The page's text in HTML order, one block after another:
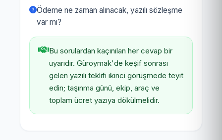
Ödeme ne zaman alınacak, yazılı sözleşme
var mı?
Bu sorulardan kaçınılan her cevap bir
uyarıdır. Güroymak'de keşif sonrası
gelen yazılı teklifi ikinci görüşmede teyit
edin; taşınma günü, ekip, araç ve
toplam ücret yazıya dökülmelidir.